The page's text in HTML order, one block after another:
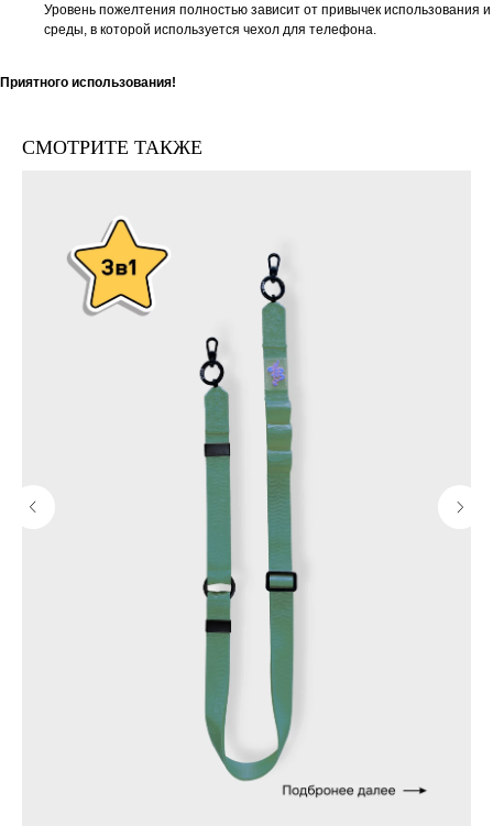
Уровень пожелтения полностью зависит от привычек использования и
среды, в которой используется чехол для телефона.
Приятного использования!
СМОТРИТЕ ТАКЖЕ